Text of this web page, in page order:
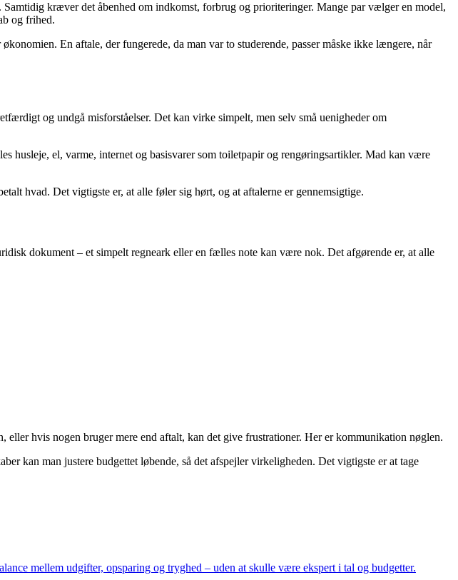
kræver det åbenhed om indkomst, forbrug og prioriteringer. Mange par vælger en model,
og frihed.
En aftale, der fungerede, da man var to studerende, passer måske ikke længere, når
og undgå misforståelser. Det kan virke simpelt, men selv små uenigheder om
husleje, el, varme, internet og basisvarer som toiletpapir og rengøringsartikler. Mad kan være
hvad. Det vigtigste er, at alle føler sig hørt, og at aftalerne er gennemsigtige.
dokument – et simpelt regneark eller en fælles note kan være nok. Det afgørende er, at alle
hvis nogen bruger mere end aftalt, kan det give frustrationer. Her er kommunikation nøglen.
kan man justere budgettet løbende, så det afspejler virkeligheden. Det vigtigste er at tage
mellem udgifter, opsparing og tryghed – uden at skulle være ekspert i tal og budgetter.